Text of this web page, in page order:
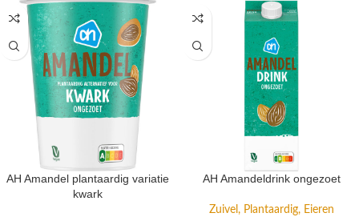
AH Amandel plantaardig variatie
kwark
AH Amandeldrink ongezoet
Zuivel, Plantaardig, Eieren